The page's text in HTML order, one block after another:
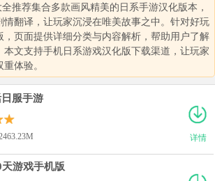
推荐集合多款画风精美的日系手游汉化版本，
情翻译，让玩家沉浸在唯美故事之中。针对好玩
，页面提供详细分类与内容解析，帮助用户了解
本文支持手机日系游戏汉化版下载渠道，让玩家
体验。
详情
服手游
游戏手机版